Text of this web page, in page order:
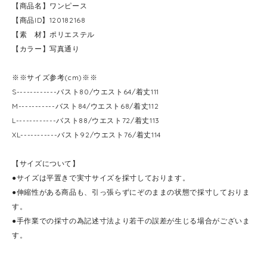
【商品名】ワンピース
【商品ID】120182168
【素 材】ポリエステル
【カラー】写真通り
※※サイズ参考(cm)※※
S------------バスト80/ウエスト64/着丈111
M-----------バスト84/ウエスト68/着丈112
L------------バスト88/ウエスト72/着丈113
XL-----------バスト92/ウエスト76/着丈114
【サイズについて】
●サイズは平置きで実寸サイズを採寸しております。
●伸縮性がある商品も、引っ張らずにぞのままの状態で採寸しておりま
す。
●手作業での採寸の為記述寸法より若干の誤差が生じる場合がございま
す。